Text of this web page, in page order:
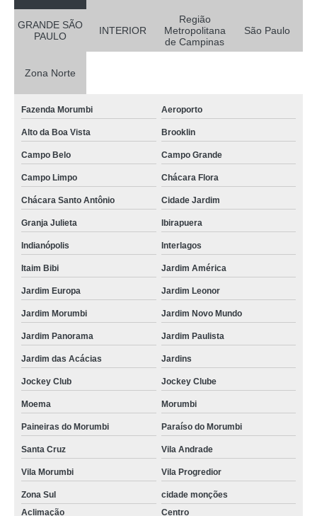
GRANDE SÃO
PAULO
INTERIOR
Região
Metropolitana
de Campinas
São Paulo
Zona Norte
Fazenda Morumbi Aeroporto
Alto da Boa Vista Brooklin
Campo Belo Campo Grande
Campo Limpo Chácara Flora
Chácara Santo Antônio Cidade Jardim
Granja Julieta Ibirapuera
Indianópolis Interlagos
Itaim Bibi Jardim América
Jardim Europa Jardim Leonor
Jardim Morumbi Jardim Novo Mundo
Jardim Panorama Jardim Paulista
Jardim das Acácias Jardins
Jockey Club Jockey Clube
Moema Morumbi
Paineiras do Morumbi Paraíso do Morumbi
Santa Cruz Vila Andrade
Vila Morumbi Vila Progredior
Zona Sul
cidade monções
Aclimação
Centro